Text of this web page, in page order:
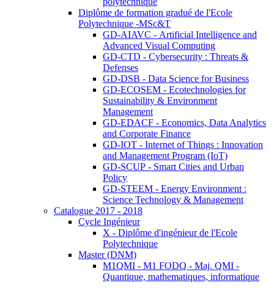
Diplôme de formation gradué de l'Ecole
Polytechnique -MSc&T
GD-AIAVC - Artificial Intelligence and
Advanced Visual Computing
GD-CTD - Cybersecurity : Threats &
Defenses
GD-DSB - Data Science for Business
GD-ECOSEM - Ecotechnologies for
Sustainability & Environment
Management
GD-EDACF - Economics, Data Analytics
and Corporate Finance
GD-IOT - Internet of Things : Innovation
and Management Program (IoT)
GD-SCUP - Smart Cities and Urban
Policy
GD-STEEM - Energy Environment :
Science Technology & Management
Catalogue 2017 - 2018
Cycle Ingénieur
X - Diplôme d'ingénieur de l'Ecole
Polytechnique
Master (DNM)
M1QMI - M1 FODQ - Maj. QMI -
Quantique, mathematiques, informatique